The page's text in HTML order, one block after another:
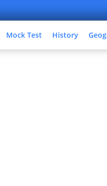
Mock Test History